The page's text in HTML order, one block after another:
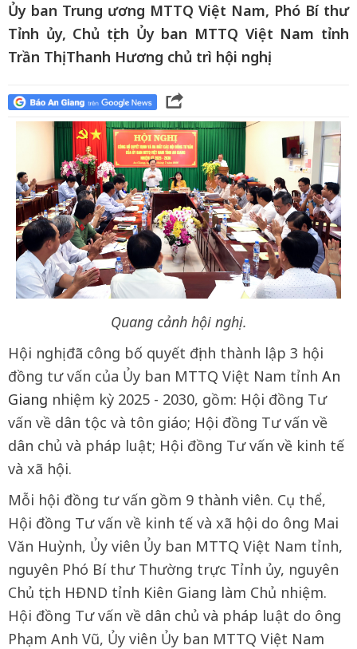
Ủy ban Trung ương MTTQ Việt Nam, Phó Bí thư
Tỉnh ủy, Chủ tịch Ủy ban MTTQ Việt Nam tỉnh
Trần Thị Thanh Hương chủ trì hội nghị.
Quang cảnh hội nghị.
Hội nghị đã công bố quyết định thành lập 3 hội
đồng tư vấn của Ủy ban MTTQ Việt Nam tỉnh An
Giang nhiệm kỳ 2025 - 2030, gồm: Hội đồng Tư
vấn về dân tộc và tôn giáo; Hội đồng Tư vấn về
dân chủ và pháp luật; Hội đồng Tư vấn về kinh tế
và xã hội.
Mỗi hội đồng tư vấn gồm 9 thành viên. Cụ thể,
Hội đồng Tư vấn về kinh tế và xã hội do ông Mai
Văn Huỳnh, Ủy viên Ủy ban MTTQ Việt Nam tỉnh,
nguyên Phó Bí thư Thường trực Tỉnh ủy, nguyên
Chủ tịch HĐND tỉnh Kiên Giang làm Chủ nhiệm.
Hội đồng Tư vấn về dân chủ và pháp luật do ông
Phạm Anh Vũ, Ủy viên Ủy ban MTTQ Việt Nam